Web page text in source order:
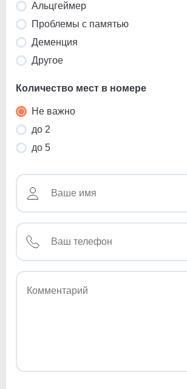
Альцгеймер
Проблемы с памятью
Деменция
Другое
Количество мест в номере
Не важно
до 2
до 5